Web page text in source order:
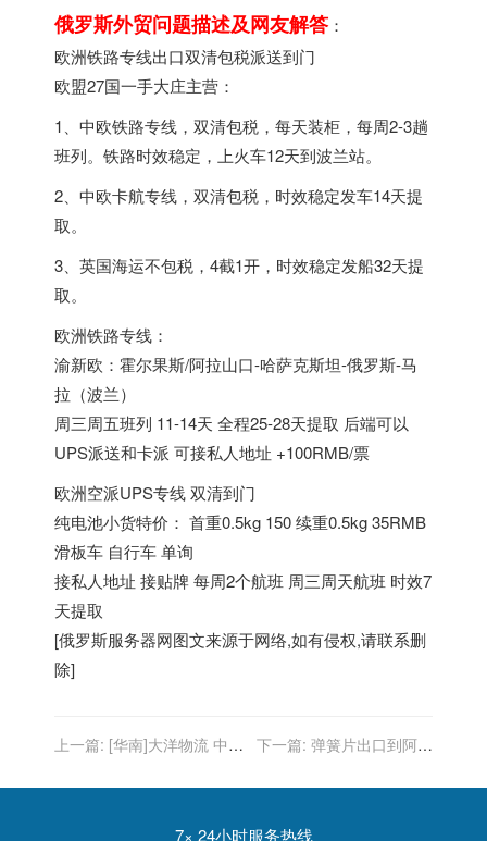
俄罗斯外贸问题描述及网友解答：
欧洲铁路专线出口双清包税派送到门
欧盟27国一手大庄主营：
1、中欧铁路专线，双清包税，每天装柜，每周2-3趟
班列。铁路时效稳定，上火车12天到波兰站。
2、中欧卡航专线，双清包税，时效稳定发车14天提
取。
3、英国海运不包税，4截1开，时效稳定发船32天提
取。
欧洲铁路专线：
渝新欧：霍尔果斯/阿拉山口-哈萨克斯坦-俄罗斯-马
拉（波兰）
周三周五班列 11-14天 全程25-28天提取 后端可以
UPS派送和卡派 可接私人地址 +100RMB/票
欧洲空派UPS专线 双清到门
纯电池小货特价： 首重0.5kg 150 续重0.5kg 35RMB
滑板车 自行车 单询
接私人地址 接贴牌 每周2个航班 周三周天航班 时效7
天提取
[俄罗斯服务器网图文来源于网络,如有侵权,请联系删
除]
上一篇: [华南]大洋物流 中欧
下一篇: 弹簧片出口到阿根
7× 24小时服务热线